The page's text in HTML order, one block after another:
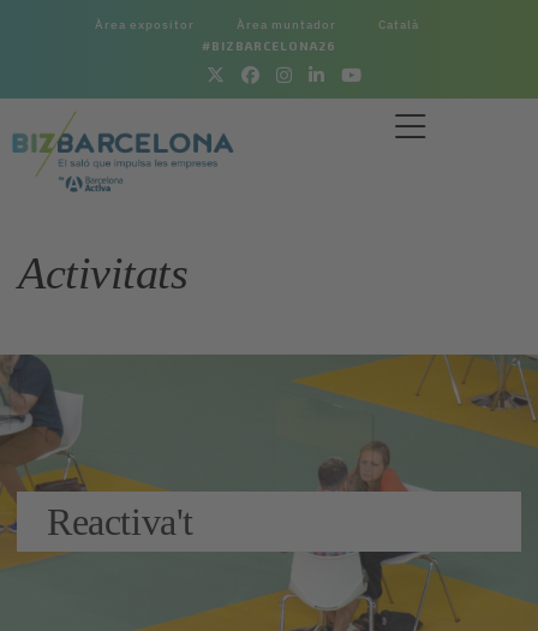
Àrea expositor Àrea muntador Català
#BIZBARCELONA26
Activitats
Reactiva't